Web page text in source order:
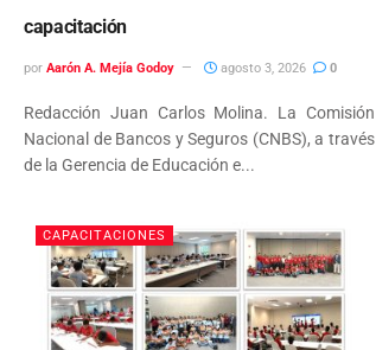
capacitación
por Aarón A. Mejía Godoy agosto 3, 2026 0
Redacción Juan Carlos Molina. La Comisión
Nacional de Bancos y Seguros (CNBS), a través
de la Gerencia de Educación e...
CAPACITACIONES